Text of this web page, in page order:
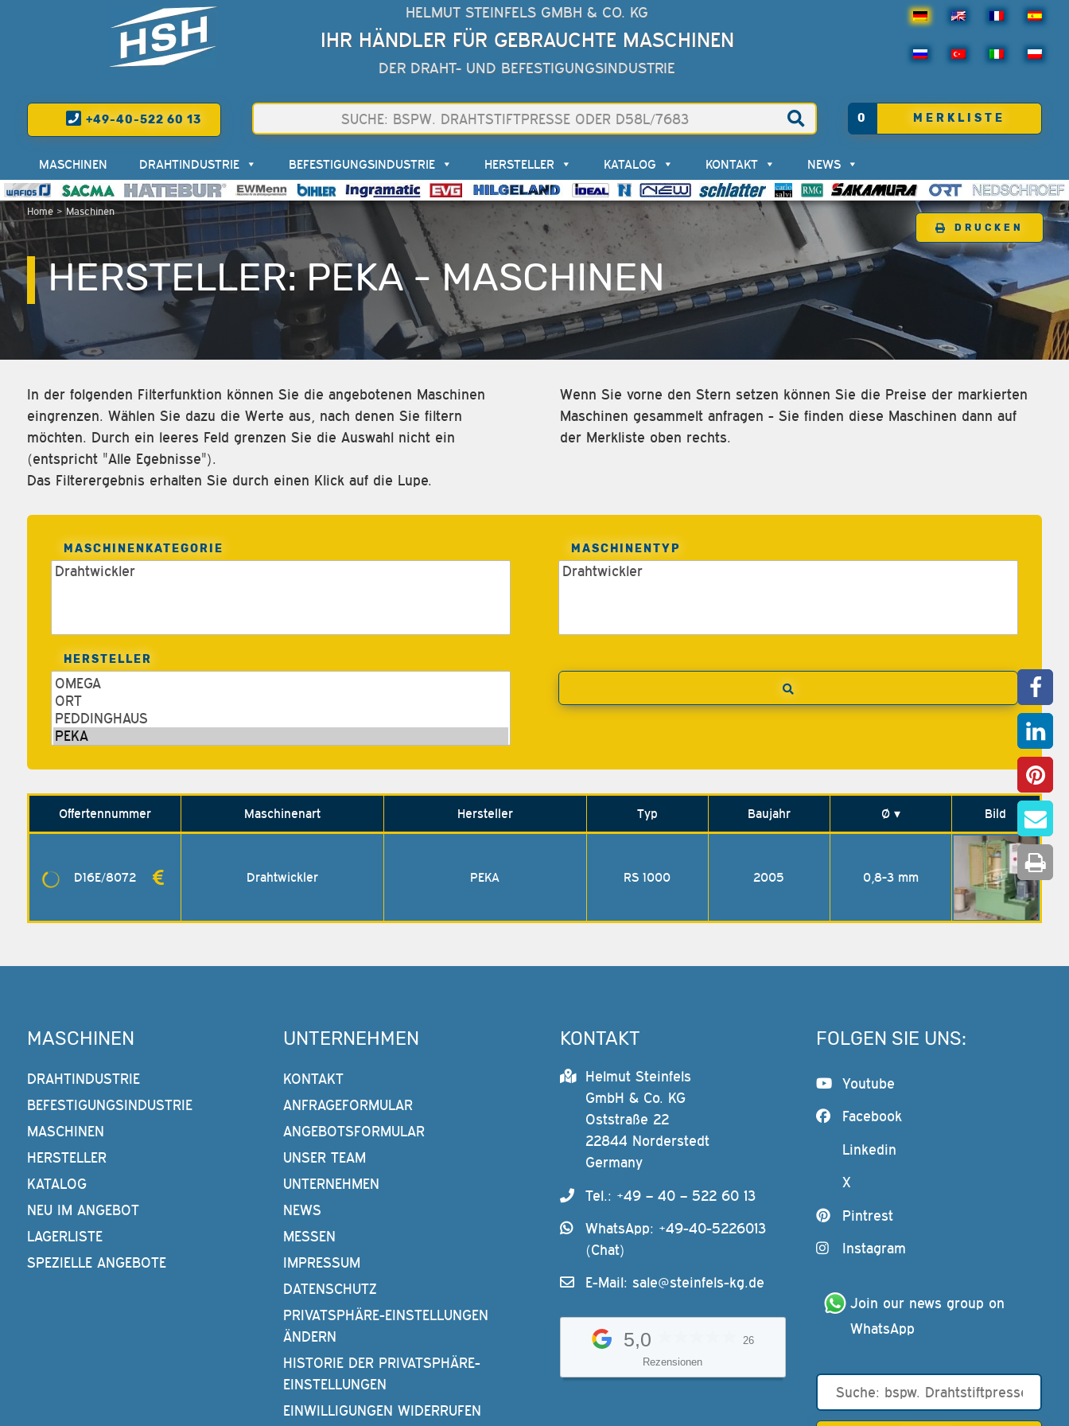
HELMUT STEINFELS GMBH & CO. KG
IHR HÄNDLER FÜR GEBRAUCHTE MASCHINEN
DER DRAHT- UND BEFESTIGUNGSINDUSTRIE
+49-40-522 60 13 0 MERKLISTE
Home> Maschinen
MASCHINEN DRAHTINDUSTRIE BEFESTIGUNGSINDUSTRIE HERSTELLER KATALOG KONTAKT NEWS
DRUCKEN
HERSTELLER: PEKA - MASCHINEN
In der folgenden Filterfunktion können Sie die angebotenen Maschinen
eingrenzen. Wählen Sie dazu die Werte aus, nach denen Sie filtern
möchten. Durch ein leeres Feld grenzen Sie die Auswahl nicht ein
(entspricht "Alle Egebnisse").
Das Filterergebnis erhalten Sie durch einen Klick auf die Lupe.
Wenn Sie vorne den Stern setzen können Sie die Preise der markierten
Maschinen gesammelt anfragen - Sie finden diese Maschinen dann auf
der Merkliste oben rechts.
MASCHINENKATEGORIE MASCHINENTYP
HERSTELLER
Offerten­nummer Maschinenart Hersteller Typ Baujahr Ø▾ Bild
D16E/8072 Drahtwickler PEKA RS 1000 2005 0,8-3 mm
MASCHINEN
DRAHTINDUSTRIE
BEFESTIGUNGSINDUSTRIE
MASCHINEN
HERSTELLER
KATALOG
NEU IM ANGEBOT
LAGERLISTE
SPEZIELLE ANGEBOTE
UNTERNEHMEN
KONTAKT
ANFRAGEFORMULAR
ANGEBOTSFORMULAR
UNSER TEAM
UNTERNEHMEN
NEWS
MESSEN
IMPRESSUM
DATENSCHUTZ
PRIVATSPHÄRE-EINSTELLUNGEN
ÄNDERN
HISTORIE DER PRIVATSPHÄRE-
EINSTELLUNGEN
EINWILLIGUNGEN WIDERRUFEN
KONTAKT
Helmut Steinfels
GmbH & Co. KG
Oststraße 22
22844 Norderstedt
Germany
Tel.: +49 – 40 – 522 60 13
WhatsApp: +49-40-5226013
(Chat)
E-Mail:sale@steinfels-kg.de
5,0
26
Rezensionen
FOLGEN SIE UNS:
Youtube
Facebook
Linkedin
X
Pintrest
Instagram
Join our news group on
WhatsApp